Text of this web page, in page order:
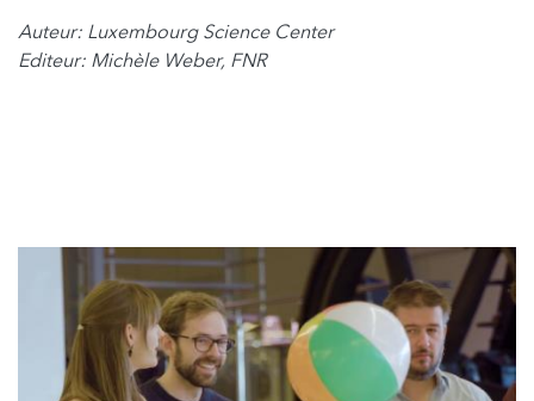
Auteur: Luxembourg Science Center
Editeur: Michèle Weber, FNR